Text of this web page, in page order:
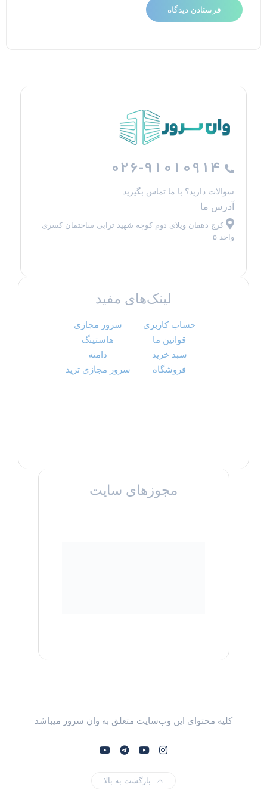
026-91010914
سوالات دارید؟ با ما تماس بگیرید
آدرس ما
کرج دهقان ویلای دوم کوچه شهید ترابی ساختمان کسری
واحد ۵
لینک‌های مفید
حساب کاربری
قوانین ما
سبد خرید
فروشگاه
سرور مجازی
هاستینگ
دامنه
سرور مجازی ترید
مجوزهای سایت
کلیه محتوای این وب‌سایت متعلق به وان سرور میباشد
بازگشت به بالا